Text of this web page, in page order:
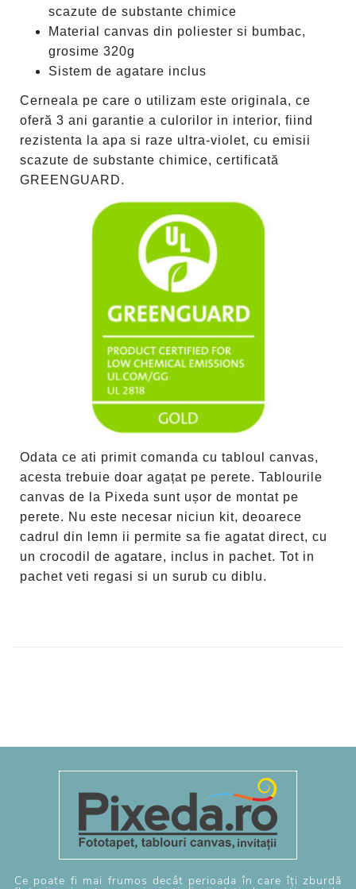
scazute de substante chimice
Material canvas din poliester si bumbac,
grosime 320g
Sistem de agatare inclus
Cerneala pe care o utilizam este originala, ce
oferă 3 ani garantie a culorilor in interior, fiind
rezistenta la apa si raze ultra-violet, cu emisii
scazute de substante chimice, certificată
GREENGUARD.
Odata ce ati primit comanda cu tabloul canvas,
acesta trebuie doar agațat pe perete. Tablourile
canvas de la Pixeda sunt ușor de montat pe
perete. Nu este necesar niciun kit, deoarece
cadrul din lemn ii permite sa fie agatat direct, cu
un crocodil de agatare, inclus in pachet. Tot in
pachet veti regasi si un surub cu diblu.
Ce poate fi mai frumos decât perioada în care îți zburdă